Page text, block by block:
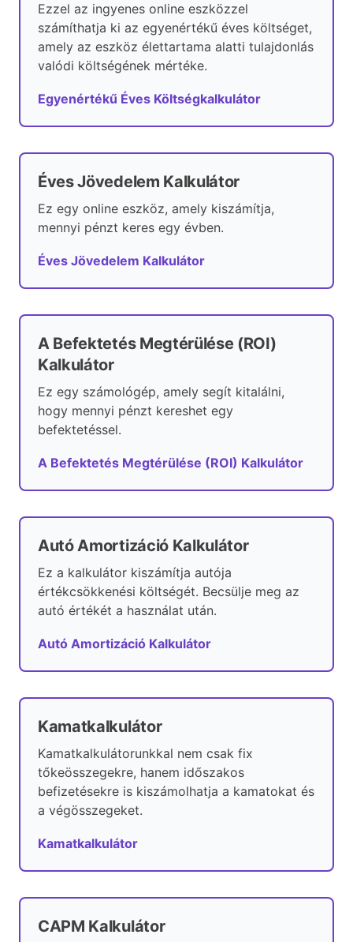
Ezzel az ingyenes online eszközzel
számíthatja ki az egyenértékű éves költséget,
amely az eszköz élettartama alatti tulajdonlás
valódi költségének mértéke.
Egyenértékű Éves Költségkalkulátor
Éves Jövedelem Kalkulátor
Ez egy online eszköz, amely kiszámítja,
mennyi pénzt keres egy évben.
Éves Jövedelem Kalkulátor
A Befektetés Megtérülése (ROI)
Kalkulátor
Ez egy számológép, amely segít kitalálni,
hogy mennyi pénzt kereshet egy
befektetéssel.
A Befektetés Megtérülése (ROI) Kalkulátor
Autó Amortizáció Kalkulátor
Ez a kalkulátor kiszámítja autója
értékcsökkenési költségét. Becsülje meg az
autó értékét a használat után.
Autó Amortizáció Kalkulátor
Kamatkalkulátor
Kamatkalkulátorunkkal nem csak fix
tőkeösszegekre, hanem időszakos
befizetésekre is kiszámolhatja a kamatokat és
a végösszegeket.
Kamatkalkulátor
CAPM Kalkulátor